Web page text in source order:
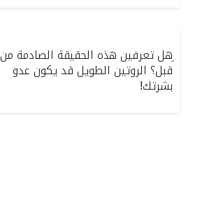
ِهل تعرفين هذه الحقيقة الصادمة من
قبل؟ الروتين الطويل قد يكون عدو
بشرتك!